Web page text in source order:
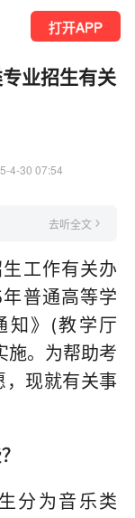
打开APP
业招生有关
4-30 07:54
去听全文
工作有关办
普通高等学
知》(教学厅
施。为帮助考
，现就有关事
分为音乐类